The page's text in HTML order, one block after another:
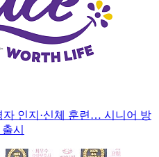
자 인지·신체 훈련… 시니어 방
시